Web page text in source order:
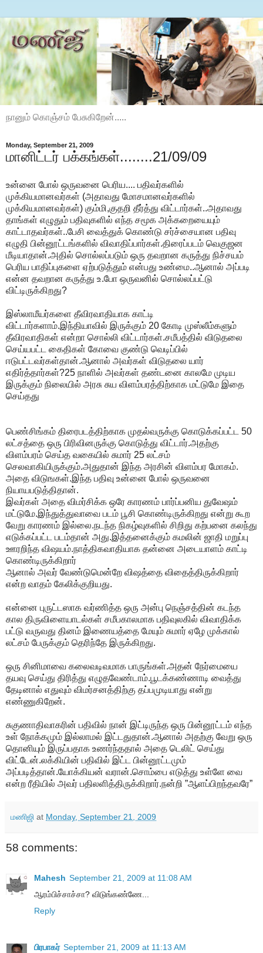
நானும் கொஞ்சம் பேசுகிறேன்.....
Monday, September 21, 2009
மானிட்டர் பக்கங்கள்........21/09/09
உன்னை போல் ஒருவனை பெரிய.... பதிவர்களில்
முக்கியமானவர்கள் (அதாவது மோசமானவர்களில்
முக்கியமானவர்கள்) கும்மி,குதறி தீர்த்து விட்டார்கள்..அதாவது
தாங்கள் எழுதும் பதிவுகளில் எந்த சமூக அக்கறையையும்
காட்டாதவர்கள்..பேசி வைத்துக் கொண்டு சர்ச்சையான பதிவு
எழுதி பின்னூட்டங்களில் விவாதிப்பார்கள்.திரைப்படம் வெகுஜன
மீடியாதான்.அதில் சொல்லப்படும் ஒரு தவறான கருத்து நிச்சயம்
பெரிய பாதிப்புகளை ஏற்படுத்தும் என்பது உண்மை..ஆனால் அப்படி
என்ன தவறான கருத்து உ.போ ஒருவனில் சொல்லப்பட்டு
விட்டிருக்கிறது?
இஸ்லாமீயர்களை தீவிரவாதியாக காட்டி
விட்டார்களாம்.இந்தியாவில் இருக்கும் 20 கோடி முஸ்லீம்களும்
தீவிரவாதிகள் என்றா சொல்லி விட்டார்கள்.சமீபத்தில் விடுதலை
செய்யபட்ட கைதிகள் கோவை குண்டு வெடிப்பில்
ஈடுபட்டவர்கள்தான்.ஆனால் அவர்கள் விடுதலை யார்
எதிர்த்தார்கள்?25 நாளில் அவர்கள் தண்டனை காலமே முடிய
இருக்கும் நிலையில் அரசு சுய விளம்பரத்திற்காக மட்டுமே இதை
செய்தது
பெண்சிங்கம் திரைபடத்திற்காக முதல்வருக்கு கொடுக்கப்பட்ட 50
லட்சத்தை ஒரு பிரிவினருக்கு கொடுத்து விட்டார்.அதற்கு
விளம்பரம் செய்த வகையில் சுமார் 25 லட்சம்
செலவாகியிருக்கும்.அதுதான் இந்த அரசின் விளம்பர மோகம்.
அதை விடுஙகள்.இந்த பதிவு உன்னை போல் ஒருவனை
நியாயபடுத்திதான்.
இவர்கள் அதை விமர்சிக்க ஒரே காரணம் பார்ப்பனிய துவேஷம்
மட்டுமே.இந்துத்துவாவை படம் பூசி கொண்டிருக்கிறது என்று கூற
வேறு காரணம் இல்லை.நடந்த நிகழ்வுகளில் சிறிது கற்பனை கலந்து
எடுக்கப்பட்ட படம்தான் அது.இத்தனைக்கும் கமலின் ஜாதி மறுப்பு
ஊரறிந்த விஷயம்.நாத்திகவாதியாக தன்னை அடையாளம் காட்டி
கொண்டிருக்கிறார்
ஆனால் அவர் வேண்டுமென்றே விஷத்தை விதைத்திருக்கிறார்
என்ற வாதம் கேலிக்குறியது.
என்னை புருட்டஸாக வர்ணித்த ஒரு அன்பு நெஞ்சத்தின் கடந்த
கால திருவிளையாடல்கள் சமீபகாலமாக பதிவுலகில் விவாதிக்க
பட்டு வருவது தினம் இணையத்தை மேயும் சுமார் ஏழே முக்கால்
லட்சம் பேருக்கும் தெரிந்தே இருக்கிறது.
ஒரு சினிமாவை கலைவடிவமாக பாருங்கள்.அதன் நேர்மையை
தயவு செய்து திரித்து எழுதவேண்டாம்.பூடக்கண்ணாடி வைத்து
தேடினால் எதுவும் விமர்சனத்திற்கு தப்பமுடியாது என்று
எண்ணுகிறேன்.
சுகுணாதிவாகரின் பதிவில் நான் இட்டிருந்த ஒரு பின்னூட்டம் எந்த
உள் நோக்கமும் இல்லாமல் இட்டதுதான்.ஆனால் அதற்கு வேறு ஒரு
தொனியும் இருப்பதாக உணர்ந்ததால் அதை டெலிட் செய்து
விட்டேன்.லக்கியின் பதிவில் இட்ட பின்னூட்டமும்
அப்படித்தான்.யோக்கியன் வரான்.சொம்பை எடுத்து உள்ளே வை
என்ற ரீதியில் அவர் பதிலளித்திருக்கிறார்.நன்றி ”ஆளப்பிறந்தவரே”
மணிஜி at Monday, September 21, 2009
58 comments:
Mahesh September 21, 2009 at 11:08 AM
ஆரம்பிச்சாச்சா? விடுங்கண்ணே...
Reply
பிரபாகர் September 21, 2009 at 11:13 AM